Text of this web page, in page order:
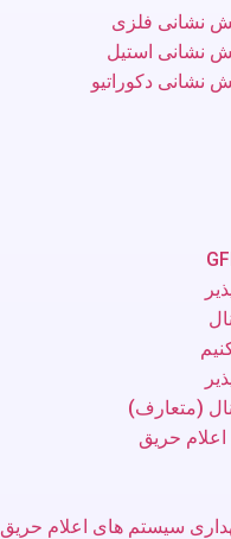
نشانی فلزی
نشانی استیل
نشانی دکوراتیو
(متعارف)
اعلام حریق
سیستم های اعلام حریق